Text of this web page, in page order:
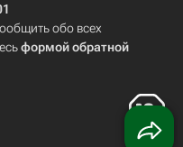
обо всех
формой обратной